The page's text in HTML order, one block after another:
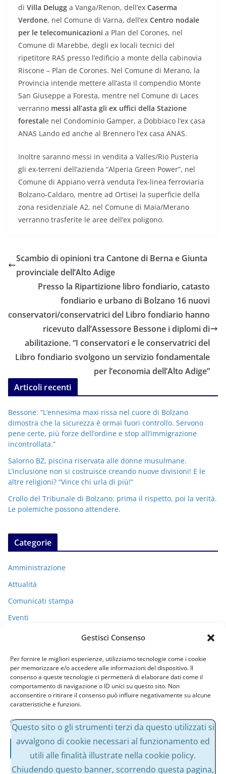
Gestisci Consenso
Per fornire le migliori esperienze, utilizziamo tecnologie come i cookie
per memorizzare e/o accedere alle informazioni del dispositivo. Il
consenso a queste tecnologie ci permetterà di elaborare dati come il
comportamento di navigazione o ID unici su questo sito. Non
acconsentire o ritirare il consenso può influire negativamente su alcune
caratteristiche e funzioni.
Gestisci servizi
Nega
di Villa Delugg a Vanga/Renon, dell’ex Caserma
Verdone, nel Comune di Varna, dell’ex Centro nodale
per le telecomunicazioni a Plan del Corones, nel
Comune di Marebbe, degli ex locali tecnici del
ripetitore RAS presso l’edificio a monte della cabinovia
Riscone – Plan de Corones. Nel Comune di Merano, la
Provincia intende mettere all’asta il compendio Monte
San Giuseppe a Foresta, mentre nel Comune di Laces
verranno messi all’asta gli ex uffici della Stazione
forestale nel Condominio Gamper, a Dobbiaco l’ex casa
ANAS Lando ed anche al Brennero l’ex casa ANAS.
Inoltre saranno messi in vendita a Valles/Rio Pusteria
gli ex-terreni dell’azienda “Alperia Green Power”, nel
Comune di Appiano verrà venduta l’ex-linea ferroviaria
Bolzano-Caldaro, mentre ad Ortisei la superficie della
zona residenziale A2, nel Comune di Maia/Merano
verranno trasferite le aree dell’ex poligono.
Scambio di opinioni tra Cantone di Berna e Giunta
provinciale dell’Alto Adige
Presso la Ripartizione libro fondiario, catasto
fondiario e urbano di Bolzano 16 nuovi
conservatori/conservatrici del Libro fondiario hanno
ricevuto dall’Assessore Bessone i diplomi di
abilitazione. “I conservatori e le conservatrici del
Libro fondiario svolgono un servizio fondamentale
per l’economia dell’Alto Adige”
Articoli recenti
Bessone: “L’ennesima maxi rissa nel cuore di Bolzano
dimostra che la sicurezza è ormai fuori controllo. Servono
pene certe, più forze dell’ordine e stop all’immigrazione
incontrollata.”
Salorno BZ, piscina riservata alle donne musulmane.
L’inclusione non si costruisce creando nuove divisioni! E le
altre religioni? “Vince chi urla di più!”
Crollo del Tribunale di Bolzano: prima il rispetto, poi la verità.
Le polemiche possono attendere.
Categorie
Amministrazione
Attualità
Comunicati stampa
Eventi
Uncategorized
Archivi
A
h
Questo sito o gli strumenti terzi da questo utilizzati si
avvalgono di cookie necessari al funzionamento ed
utili alle finalità illustrate nella cookie policy.
Chiudendo questo banner, scorrendo questa pagina,